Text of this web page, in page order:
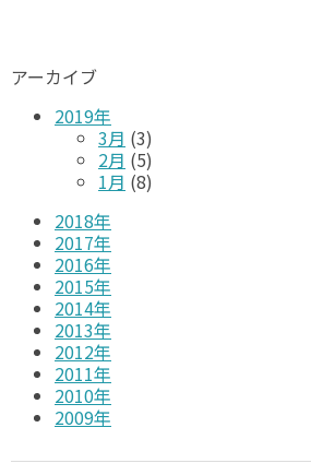
アーカイブ
2019年
3月 (3)
2月 (5)
1月 (8)
2018年
2017年
2016年
2015年
2014年
2013年
2012年
2011年
2010年
2009年